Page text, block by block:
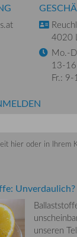
4020
Mo.-
13-
Fr.:
hier oder in Ihrem
unseren